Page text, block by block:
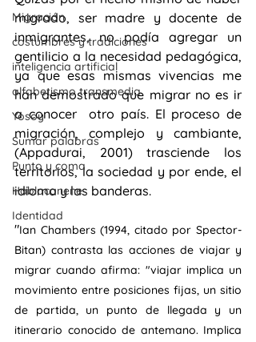
Migración
costumbres y tradiciones
inteligencia artificial
alfabetismo transmedia
Yosoy
Sumar palabras
Punto y coma
Hablaconene
Identidad
migrado, ser madre y docente de
inmigrantes, no podía agregar un
gentilicio a la necesidad pedagógica,
ya que esas mismas vivencias me
han demostrado que migrar no es ir
a conocer  otro país. El proceso de
(Appadurai, 2001) trasciende los
territorios, la sociedad y por ende, el
idioma y las banderas.
"Ian Chambers (1994, citado por Spector-
Bitan) contrasta las acciones de viajar y
migrar cuando afirma: "viajar implica un
movimiento entre posiciones fijas, un sitio
de partida, un punto de llegada y un
itinerario conocido de antemano. Implica